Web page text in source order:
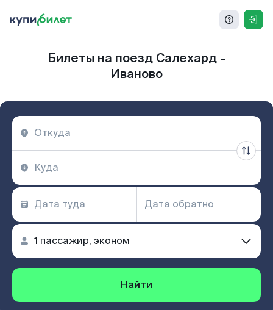
Билеты на поезд Салехард -
Иваново
Найти